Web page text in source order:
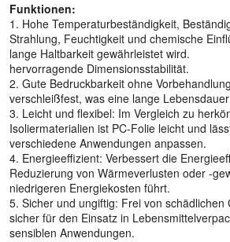
Funktionen:
1. Hohe Temperaturbeständigkeit,
Strahlung, Feuchtigkeit und chemische
lange Haltbarkeit gewährleistet wird.
hervorragende Dimensionsstabilität.
2. Gute Bedruckbarkeit ohne
verschleißfest, was eine lange
3. Leicht und flexibel: Im Vergleich zu
Isoliermaterialien ist PC-Folie leicht und
verschiedene Anwendungen anpassen.
4. Energieeffizient: Verbessert die
Reduzierung von Wärmeverlusten oder -
niedrigeren Energiekosten führt.
5. Sicher und ungiftig: Frei von schädlichen
sicher für den Einsatz in
sensiblen Anwendungen.